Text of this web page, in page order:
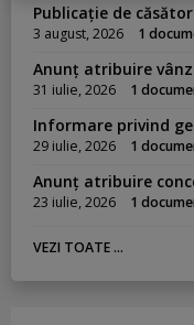
Publicație de
3 august, 2026 1
Anunț atribuire
31 iulie, 2026 1
Informare privind
29 iulie, 2026 1
Anunț atribuire
23 iulie, 2026 1
VEZI TOATE ...